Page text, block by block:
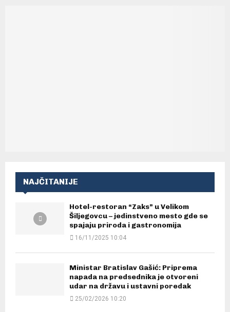
NAJČITANIJE
Hotel-restoran “Zaks” u Velikom
Šiljegovcu – jedinstveno mesto gde se
spajaju priroda i gastronomija
16/11/2025 10:04
Ministar Bratislav Gašić: Priprema
napada na predsednika je otvoreni
udar na državu i ustavni poredak
25/02/2026 10:20